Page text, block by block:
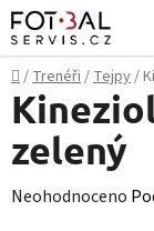
Přejít
na
obsah
Domů
/Trenéři/Tejpy/
zelený
Průměrné
Neohodnoceno